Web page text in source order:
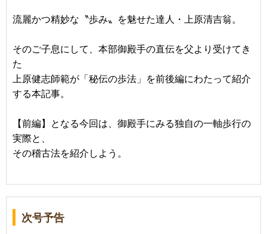
流麗かつ精妙な〝歩み〟を魅せた達人・上原清吉翁。
そのご子息にして、本部御殿手の直伝を父より受けてき
た
上原健志師範が「秘伝の歩法」を前後編にわたって紹介
する本記事。
【前編】となる今回は、御殿手にみる独自の一軸歩行の
実際と、
その稽古法を紹介しよう。
次号予告